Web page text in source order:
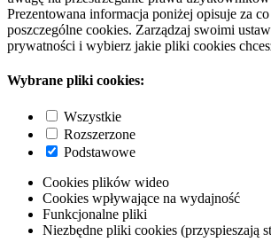
Prezentowana informacja poniżej opisuje za
poszczególne cookies. Zarządzaj swoimi
prywatności i wybierz jakie pliki cookies
Wybrane pliki cookies:
Wszystkie
Rozszerzone
Podstawowe
Cookies plików wideo
Cookies wpływające na wydajność
Funkcjonalne pliki
Niezbędne pliki cookies (przyspieszają